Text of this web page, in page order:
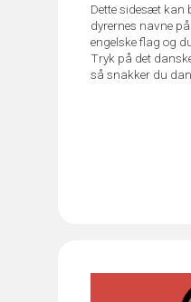
Dette sidesæt kan
dyrernes navne
engelske flag og
Tryk på det
så snakker du